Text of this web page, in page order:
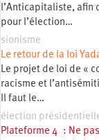
l’Anticapitaliste, afin
pour l’élection…
sionisme
Le retour de la loi
Le projet de loi de «
racisme et
Il faut le…
élection
Plateforme 4 : Ne